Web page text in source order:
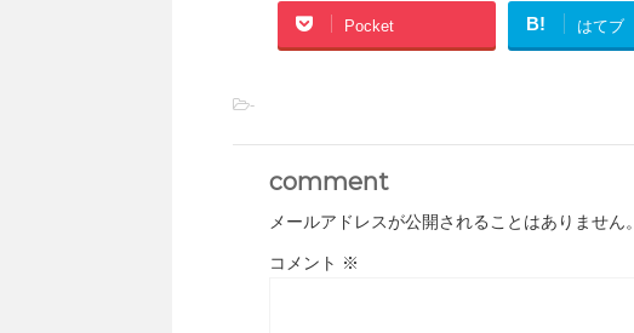
Pocket B! はてブ
-
comment
メールアドレスが公開されることはありません。
コメント ※